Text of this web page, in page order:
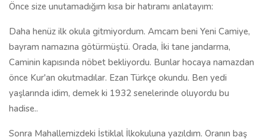
Önce size unutamadığım kısa bir hatıramı anlatayım:
Daha henüz ilk okula gitmiyordum. Amcam beni Yeni Camiye,
bayram namazına götürmüştü. Orada, İki tane jandarma,
Caminin kapısında nöbet bekliyordu. Bunlar hocaya namazdan
önce Kur'an okutmadılar. Ezan Türkçe okundu. Ben yedi
yaşlarında idim, demek ki 1932 senelerinde oluyordu bu
hadise..
Sonra Mahallemizdeki İstiklal İlkokuluna yazıldım. Oranın baş